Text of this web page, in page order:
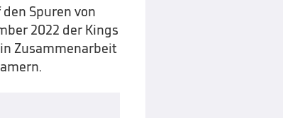
Spuren von
2022 der Kings
Zusammenarbeit